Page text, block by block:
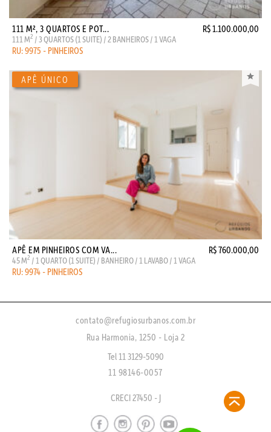
111 M², 3 QUARTOS E POT... R$ 1.100.000,00
111 M2 / 3 QUARTOS (1 SUITE) / 2 BANHEIROS / 1 VAGA
RU: 9975 - PINHEIROS
APÊ EM PINHEIROS COM VA... R$ 760.000,00
45 M2 / 1 QUARTO (1 SUITE) / BANHEIRO / 1 LAVABO / 1 VAGA
RU: 9974 - PINHEIROS
contato@refugiosurbanos.com.br
Rua Harmonia, 1250 - Loja 2
Tel 11 3129-5090
11 98146-0057
CRECI 27450 - J